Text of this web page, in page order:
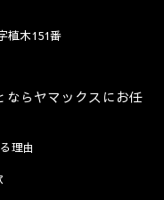
植木151番
ならヤマックスにお任
理由